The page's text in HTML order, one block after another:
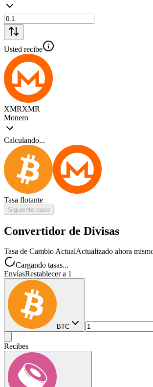
Usted recibe
XMRXMR
Monero
Calculando...
Tasa flotante
Siguiente paso
Convertidor de Divisas
Tasa de Cambio ActualActualizado ahora
Cargando tasas...
EnvíasRestablecer a 1
BTC
Recibes